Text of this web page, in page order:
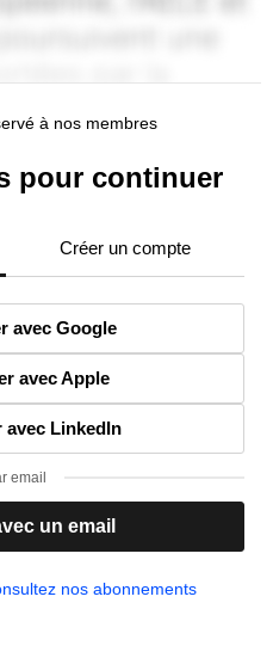
à nos membres
pour continuer
Créer un compte
avec Google
avec Apple
avec LinkedIn
email
un email
nos abonnements